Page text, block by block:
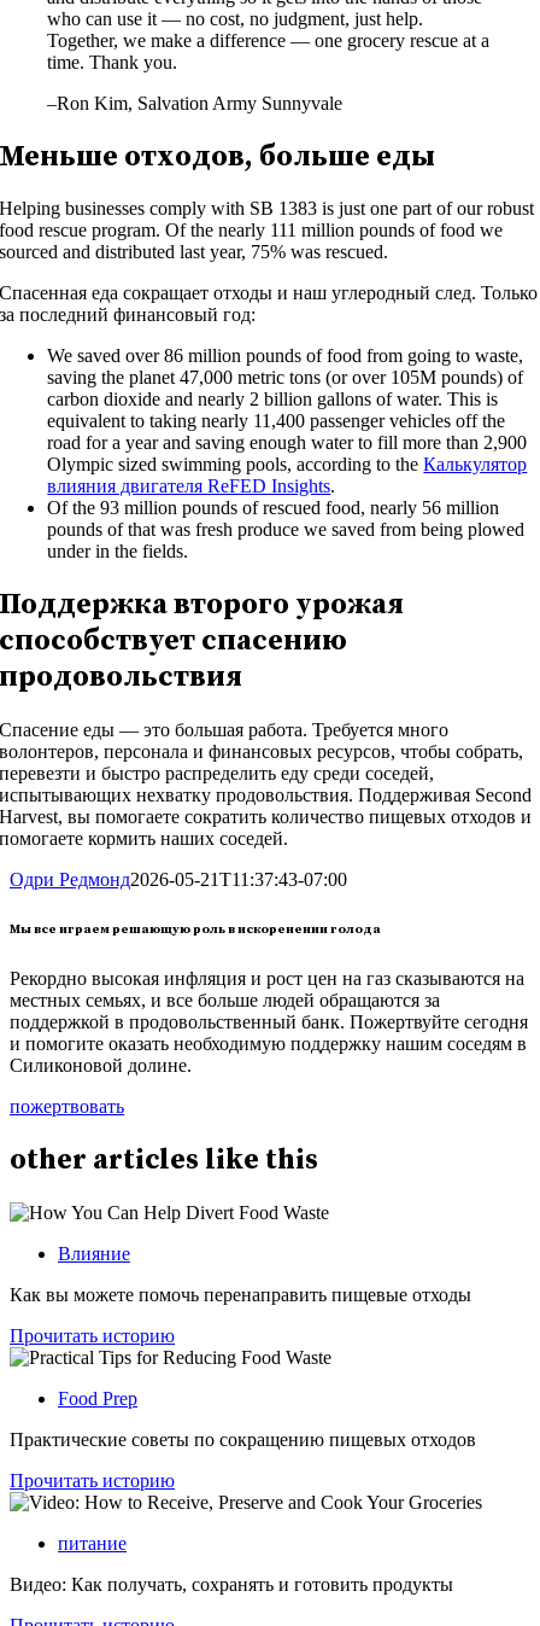
who can use it — no cost, no judgment, just help.
Together, we make a difference — one grocery rescue at a
time. Thank you.
–Ron Kim, Salvation Army Sunnyvale
Меньше отходов, больше еды
Helping businesses comply with SB 1383 is just one part of our robust
food rescue program. Of the nearly 111 million pounds of food we
sourced and distributed last year, 75% was rescued.
Спасенная еда сокращает отходы и наш углеродный след. Только
за последний финансовый год:
We saved over 86 million pounds of food from going to waste,
saving the planet 47,000 metric tons (or over 105M pounds) of
carbon dioxide and nearly 2 billion gallons of water. This is
equivalent to taking nearly 11,400 passenger vehicles off the
road for a year and saving enough water to fill more than 2,900
Olympic sized swimming pools, according to theКалькулятор
влияния двигателя ReFED Insights.
Of the 93 million pounds of rescued food, nearly 56 million
pounds of that was fresh produce we saved from being plowed
under in the fields.
Поддержка второго урожая
способствует спасению
продовольствия
Спасение еды — это большая работа. Требуется много
волонтеров, персонала и финансовых ресурсов, чтобы собрать,
перевезти и быстро распределить еду среди соседей,
испытывающих нехватку продовольствия. Поддерживая Second
Harvest, вы помогаете сократить количество пищевых отходов и
помогаете кормить наших соседей.
Одри Редмонд2026-05-21T11:37:43-07:00
Мы все играем решающую роль в искоренении голода
Рекордно высокая инфляция и рост цен на газ сказываются на
местных семьях, и все больше людей обращаются за
поддержкой в продовольственный банк. Пожертвуйте сегодня
и помогите оказать необходимую поддержку нашим соседям в
Силиконовой долине.
пожертвовать
other articles like this
Влияние
Как вы можете помочь перенаправить пищевые отходы
Прочитать историю
Food Prep
Практические советы по сокращению пищевых отходов
Прочитать историю
питание
Видео: Как получать, сохранять и готовить продукты